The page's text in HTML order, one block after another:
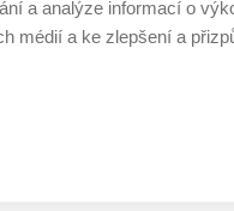
tím, že se návštěvníci
k dispozici.
a analýze informací o
médií a ke zlepšení a